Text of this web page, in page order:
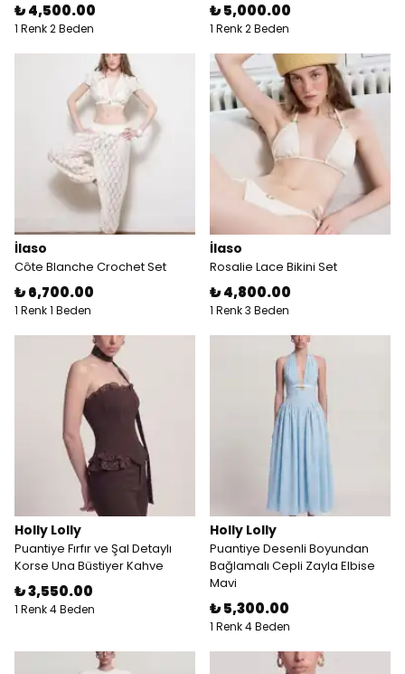
₺ 4,500.00
1 Renk 2 Beden
₺ 5,000.00
1 Renk 2 Beden
İlaso
Côte Blanche Crochet Set
₺ 6,700.00
1 Renk 1 Beden
İlaso
Rosalie Lace Bikini Set
₺ 4,800.00
1 Renk 3 Beden
Holly Lolly
Puantiye Fırfır ve Şal Detaylı
Korse Una Büstiyer Kahve
₺ 3,550.00
1 Renk 4 Beden
Holly Lolly
Puantiye Desenli Boyundan
Bağlamalı Cepli Zayla Elbise
Mavi
₺ 5,300.00
1 Renk 4 Beden